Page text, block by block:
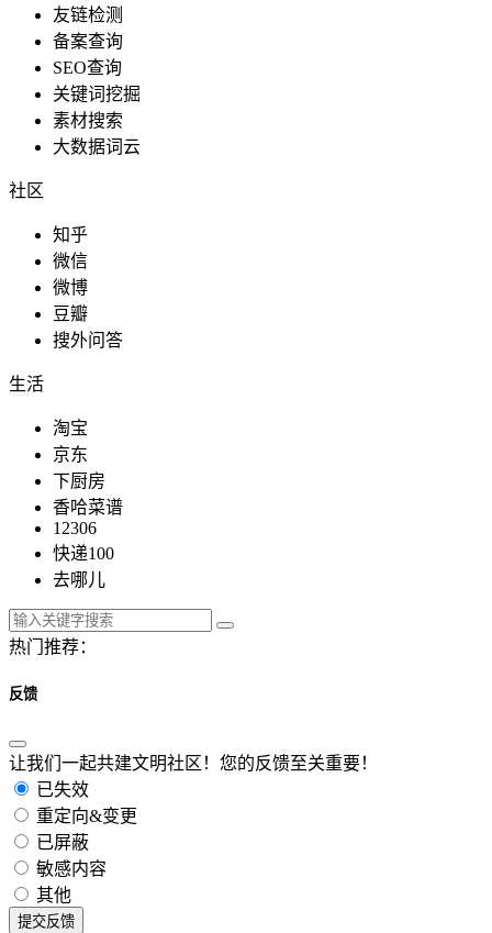
友链检测
备案查询
SEO查询
关键词挖掘
素材搜索
大数据词云
社区
知乎
微信
微博
豆瓣
搜外问答
生活
淘宝
京东
下厨房
香哈菜谱
12306
快递100
去哪儿
热门推荐：
反馈
让我们一起共建文明社区！您的反馈至关重要！
已失效
重定向&变更
已屏蔽
敏感内容
其他
提交反馈